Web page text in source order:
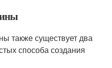
также существует два
способа создания